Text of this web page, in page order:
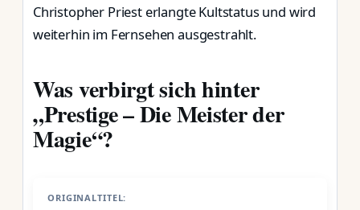
Christopher Priest erlangte Kultstatus und wird
weiterhin im Fernsehen ausgestrahlt.
Was verbirgt sich hinter
„Prestige – Die Meister der
Magie“?
ORIGINALTITEL: